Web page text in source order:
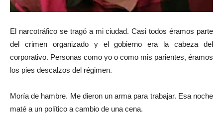
El narcotráfico se tragó a mi ciudad. Casi todos éramos parte
del crimen organizado y el gobierno era la cabeza del
corporativo. Personas como yo o como mis parientes, éramos
los pies descalzos del régimen.
Moría de hambre. Me dieron un arma para trabajar. Esa noche
maté a un político a cambio de una cena.